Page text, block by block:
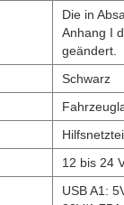
Die in
Anhang I
geändert.
Schwarz
12 bis 24
USB A1: